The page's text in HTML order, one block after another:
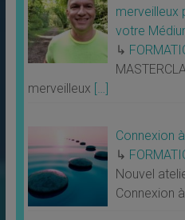
merveilleux
votre
↳
merveilleux […]
Connexion
↳
Nouvel
Connexion à